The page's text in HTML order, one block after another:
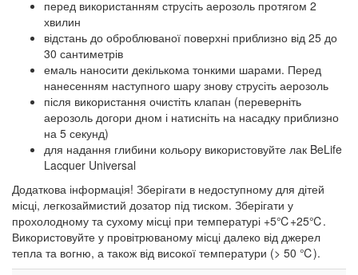
перед використанням струсіть аерозоль протягом 2
хвилин
відстань до оброблюваної поверхні приблизно від 25 до
30 сантиметрів
емаль наносити декількома тонкими шарами. Перед
нанесенням наступного шару знову струсіть аерозоль
після використання очистіть клапан (переверніть
аерозоль догори дном і натисніть на насадку приблизно
на 5 секунд)
для надання глибини кольору використовуйте лак BeLife
Lacquer Universal
Додаткова інформація! Зберігати в недоступному для дітей
місці, легкозаймистий дозатор під тиском. Зберігати у
прохолодному та сухому місці при температурі +5℃+25℃.
Використовуйте у провітрюваному місці далеко від джерел
тепла та вогню, а також від високої температури (> 50 ℃).